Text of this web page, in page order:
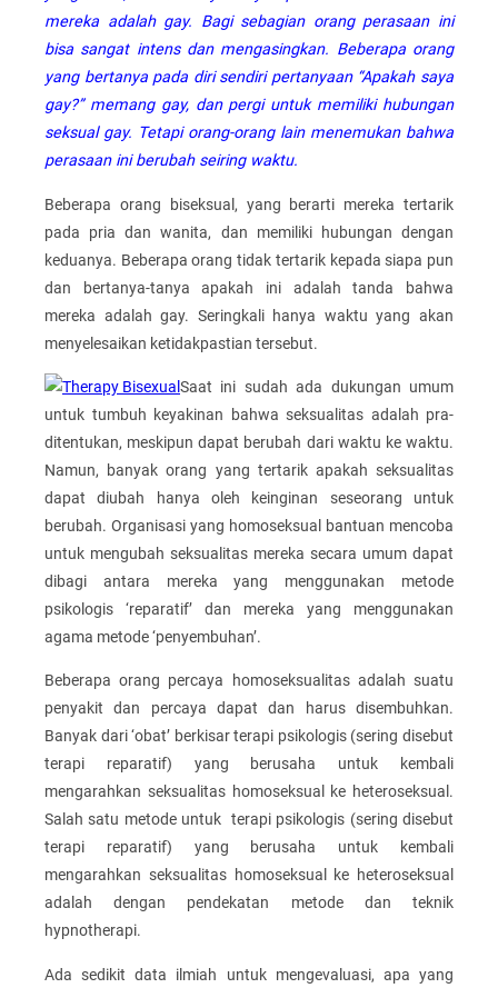
mereka adalah gay. Bagi sebagian orang perasaan ini
bisa sangat intens dan mengasingkan. Beberapa orang
yang bertanya pada diri sendiri pertanyaan “Apakah saya
gay?” memang gay, dan pergi untuk memiliki hubungan
seksual gay. Tetapi orang-orang lain menemukan bahwa
perasaan ini berubah seiring waktu.
Beberapa orang biseksual, yang berarti mereka tertarik
pada pria dan wanita, dan memiliki hubungan dengan
keduanya. Beberapa orang tidak tertarik kepada siapa pun
dan bertanya-tanya apakah ini adalah tanda bahwa
mereka adalah gay. Seringkali hanya waktu yang akan
menyelesaikan ketidakpastian tersebut.
Saat ini sudah ada dukungan umum
untuk tumbuh keyakinan bahwa seksualitas adalah pra-
ditentukan, meskipun dapat berubah dari waktu ke waktu.
Namun, banyak orang yang tertarik apakah seksualitas
dapat diubah hanya oleh keinginan seseorang untuk
berubah. Organisasi yang homoseksual bantuan mencoba
untuk mengubah seksualitas mereka secara umum dapat
dibagi antara mereka yang menggunakan metode
psikologis ‘reparatif’ dan mereka yang menggunakan
agama metode ‘penyembuhan’.
Beberapa orang percaya homoseksualitas adalah suatu
penyakit dan percaya dapat dan harus disembuhkan.
Banyak dari ‘obat’ berkisar terapi psikologis (sering disebut
terapi reparatif) yang berusaha untuk kembali
mengarahkan seksualitas homoseksual ke heteroseksual.
Salah satu metode untuk terapi psikologis (sering disebut
terapi reparatif) yang berusaha untuk kembali
mengarahkan seksualitas homoseksual ke heteroseksual
adalah dengan pendekatan metode dan teknik
hypnotherapi.
Ada sedikit data ilmiah untuk mengevaluasi, apa yang